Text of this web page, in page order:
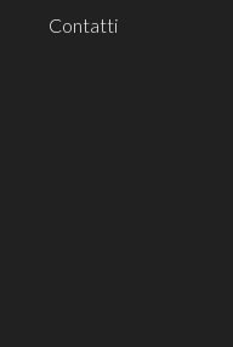
Contatti